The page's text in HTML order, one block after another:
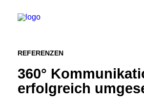
REFERENZEN
360°
erfolgreich